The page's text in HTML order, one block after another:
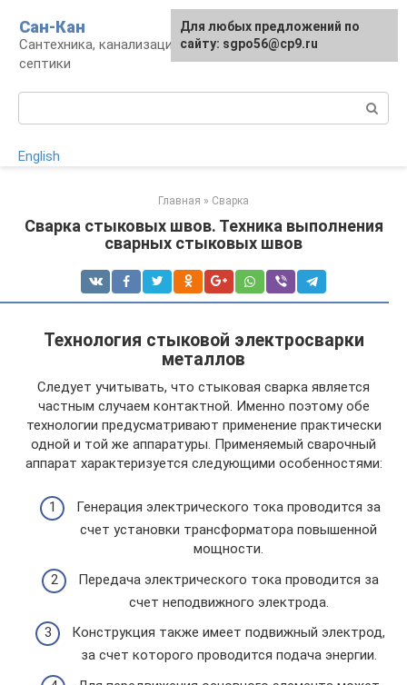
контенту
Сан-Кан
Сантехника, канализация, водопровод,
септики
English
Главная » Сварка
Сварка стыковых швов. Техника выполнения
сварных стыковых швов
Технология стыковой электросварки
металлов
Следует учитывать, что стыковая сварка является
частным случаем контактной. Именно поэтому обе
технологии предусматривают применение практически
одной и той же аппаратуры. Применяемый сварочный
аппарат характеризуется следующими особенностями:
Генерация электрического тока проводится за
счет установки трансформатора повышенной
мощности.
Передача электрического тока проводится за
счет неподвижного электрода.
Конструкция также имеет подвижный электрод,
за счет которого проводится подача энергии.
Для любых предложений по
сайту: sgpo56@cp9.ru